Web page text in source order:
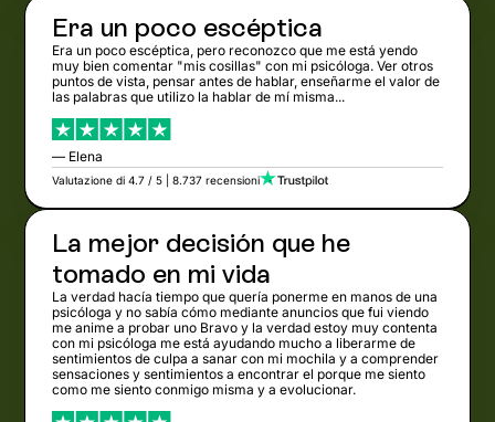
Era un poco escéptica
Era un poco escéptica, pero reconozco que me está yendo
muy bien comentar "mis cosillas" con mi psicóloga. Ver otros
puntos de vista, pensar antes de hablar, enseñarme el valor de
las palabras que utilizo la hablar de mí misma...
— Elena
Valutazione di 4.7 / 5 | 8.737 recensioni
La mejor decisión que he
tomado en mi vida
La verdad hacía tiempo que quería ponerme en manos de una
psicóloga y no sabía cómo mediante anuncios que fui viendo
me anime a probar uno Bravo y la verdad estoy muy contenta
con mi psicóloga me está ayudando mucho a liberarme de
sentimientos de culpa a sanar con mi mochila y a comprender
sensaciones y sentimientos a encontrar el porque me siento
como me siento conmigo misma y a evolucionar.